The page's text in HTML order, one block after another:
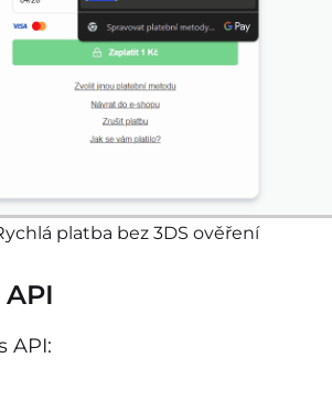
platba bez 3DS ověření
API: